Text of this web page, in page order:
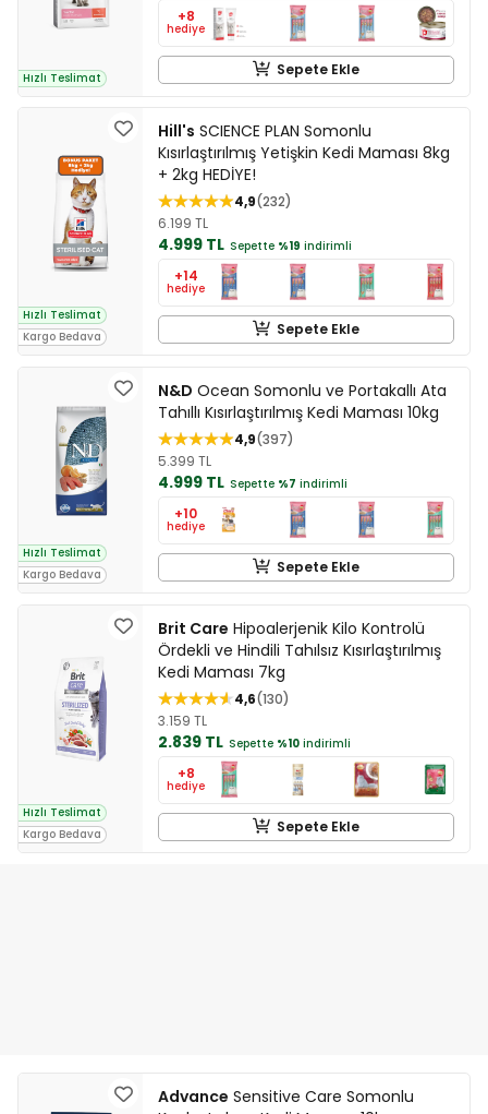
Hızlı Teslimat
+8
hediye
Sepete Ekle
Hızlı Teslimat
Kargo Bedava
Hill's SCIENCE PLAN Somonlu
Kısırlaştırılmış Yetişkin Kedi Maması 8kg
+ 2kg HEDİYE!
4,9 232
6.199 TL
4.999 TL Sepette %19 indirimli
+14
hediye
Sepete Ekle
Hızlı Teslimat
Kargo Bedava
N&D Ocean Somonlu ve Portakallı Ata
Tahıllı Kısırlaştırılmış Kedi Maması 10kg
4,9 397
5.399 TL
4.999 TL Sepette %7 indirimli
+10
hediye
Sepete Ekle
Hızlı Teslimat
Kargo Bedava
Brit Care Hipoalerjenik Kilo Kontrolü
Ördekli ve Hindili Tahılsız Kısırlaştırılmış
Kedi Maması 7kg
4,6 130
3.159 TL
2.839 TL Sepette %10 indirimli
+8
hediye
Sepete Ekle
Advance Sensitive Care Somonlu